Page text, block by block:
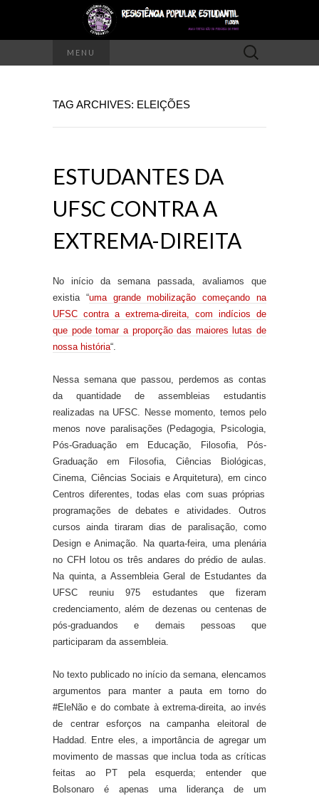
MENU
Pesquisar
por:
TAG ARCHIVES: ELEIÇÕES
ESTUDANTES DA
UFSC CONTRA A
EXTREMA-DIREITA
No início da semanapassada, avaliamos que
existia “uma grande mobilização começando na
UFSC contra a extrema-direita, com indícios de
que pode tomar a proporção das maiores lutas de
nossa história“.
Nessa semana que passou, perdemos as contas
da quantidade de assembleias estudantis
realizadas na UFSC. Nesse momento, temos pelo
menos noveparalisações (Pedagogia, Psicologia,
Pós-Graduação em Educação, Filosofia,
Pós-
Graduação em Filosofia, Ciências Biológicas,
Cinema, Ciências Sociais e Arquitetura), em cinco
Centros diferentes, todas elas com suas próprias
programações de debates e atividades. Outros
cursos ainda tiraram dias de paralisação, como
Design e Animação.
Na quarta-feira, uma plenária
no CFH lotou os três andares do prédio de aulas.
Na quinta, a Assembleia Geral de Estudantes da
UFSC reuniu 975 estudantes que fizeram
credenciamento, além de dezenas ou centenas de
pós-graduandos e demais pessoas que
participaram da assembleia.
No texto publicado no início da semana, elencamos
argumentos para manter a pauta em torno do
#EleNão e do combate à extrema-direita, ao invés
de centrar esforços na campanha eleitoral de
Haddad. Entre eles, a importância de agregar um
movimento de massas que inclua toda as críticas
feitas ao PT pela esquerda; entender que
Bolsonaro é apenas uma liderança de um